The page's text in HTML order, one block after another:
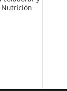
Nutrición